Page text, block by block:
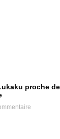
proche